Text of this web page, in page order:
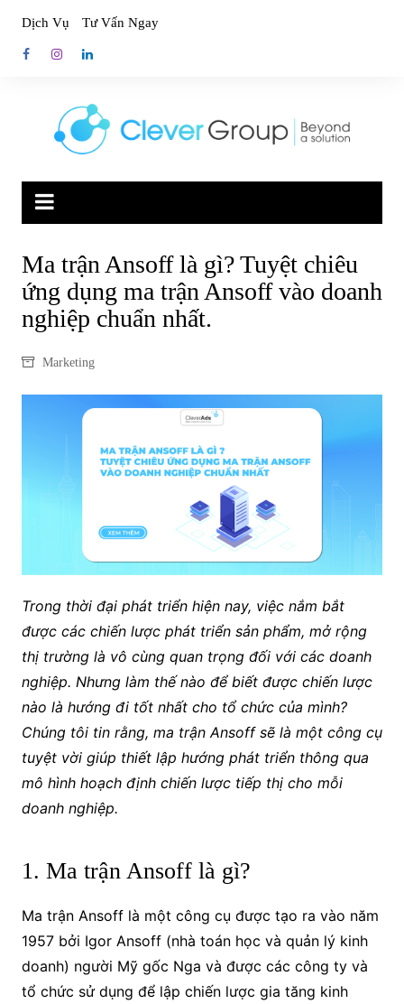
content
Dịch Vụ Tư Vấn Ngay
Ma trận Ansoff là gì? Tuyệt chiêu
ứng dụng ma trận Ansoff vào doanh
nghiệp chuẩn nhất.
Marketing
Trong thời đại phát triển hiện nay, việc nắm bắt
được các chiến lược phát triển sản phẩm, mở rộng
thị trường là vô cùng quan trọng đối với các doanh
nghiệp. Nhưng làm thế nào để biết được chiến lược
nào là hướng đi tốt nhất cho tổ chức của mình?
Chúng tôi tin rằng, ma trận Ansoff sẽ là một công cụ
tuyệt vời giúp thiết lập hướng phát triển thông qua
mô hình hoạch định chiến lược tiếp thị cho mỗi
doanh nghiệp.
1. Ma trận Ansoff là gì?
Ma trận Ansoff là một công cụ được tạo ra vào năm
1957 bởi Igor Ansoff (nhà toán học và quản lý kinh
doanh) người Mỹ gốc Nga và được các công ty và
tổ chức sử dụng để lập chiến lược gia tăng kinh